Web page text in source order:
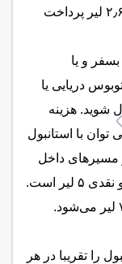
جا شوید و کافیست تنها با استانبول کارت ۲٫۶ لیر پرداخت
و یا
دریایی یا
شوید. هزینه
با استانبول
مسیرهای داخل
استانبول، کرایه با استانبول کارت ۲٫۶ لیر و نقدی ۵ لیر است.
را تقریبا در هر